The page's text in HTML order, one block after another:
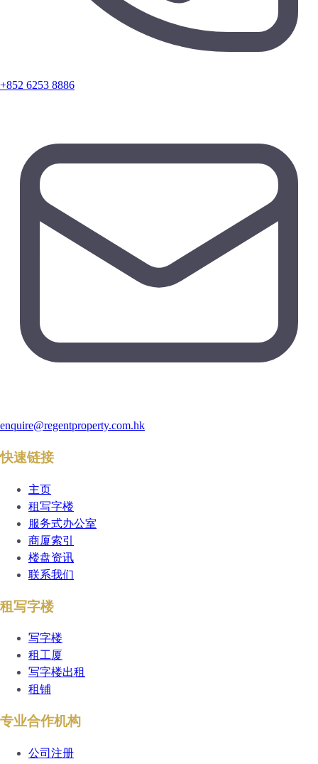
+852 6253 8886
enquire@regentproperty.com.hk
快速链接
主页
租写字楼
服务式办公室
商厦索引
楼盘资讯
联系我们
租写字楼
写字楼
租工厦
写字楼出租
租铺
专业合作机构
公司注册